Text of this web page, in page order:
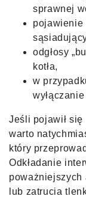
sprawnej
pojawienie
odgłosy
kotła,
w
Jeśli pojawił się
warto
który
Odkładanie
poważniejszych
lub zatrucia